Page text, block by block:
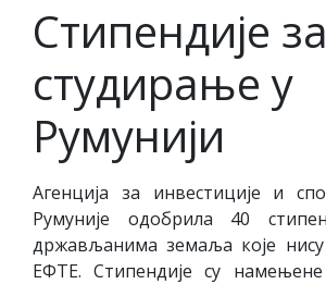
Стипендије за
студирање у
Румунији
Агенција за инвестиције и
Румуније одобрила 40
држављанима земаља које
ЕФТЕ. Стипендије су